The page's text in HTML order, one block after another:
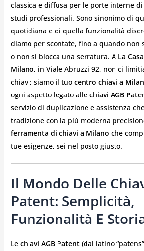
classica e diffusa per le porte interne
studi professionali. Sono sinonimo di
quotidiana e di quella funzionalità
diamo per scontate, fino a quando non
o non si blocca una serratura. A La
Milano, in Viale Abruzzi 92, non ci
chiavi; siamo il tuo centro chiavi a
ogni aspetto legato alle chiavi AGB
servizio di duplicazione e assistenza
tradizione con la più moderna
ferramenta di chiavi a Milano che
tue esigenze, sei nel posto giusto.
Il Mondo Delle
Patent: Semplicità,
Funzionalità E
Le chiavi AGB Patent(dal latino